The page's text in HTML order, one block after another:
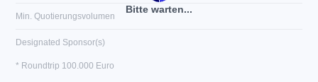
Bitte warten...
Min. Quotierungsvolumen
Designated Sponsor(s)
* Roundtrip 100.000 Euro